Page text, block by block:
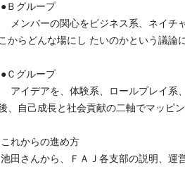
ループ
ーの関心をビジネス系、ネイチャー
からどんな場にし たいのかという議
ループ
アを、体験系、ロールプレイ系、人
、自己成長と社会貢献の二軸でマッピン
れからの進め方
んから、ＦＡＪ各支部の説明、運営